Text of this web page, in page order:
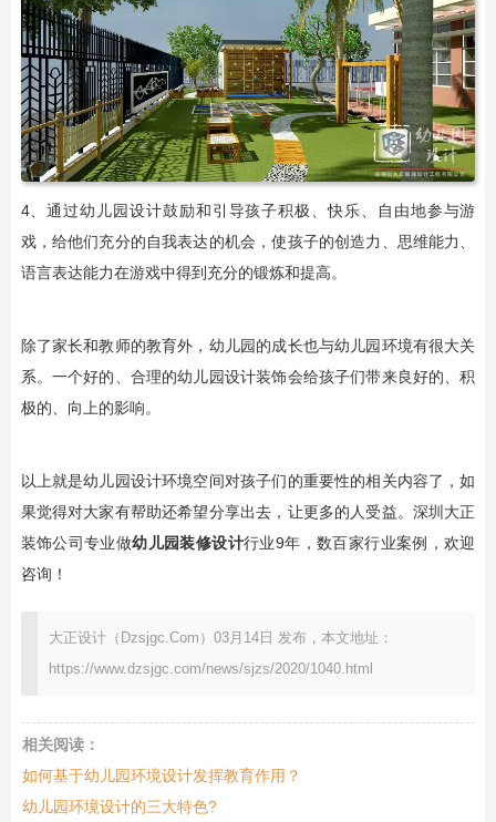
4、通过幼儿园设计鼓励和引导孩子积极、快乐、自由地参与游
戏，给他们充分的自我表达的机会，使孩子的创造力、思维能力、
语言表达能力在游戏中得到充分的锻炼和提高。
除了家长和教师的教育外，幼儿园的成长也与幼儿园环境有很大关
系。一个好的、合理的幼儿园设计装饰会给孩子们带来良好的、积
极的、向上的影响。
以上就是幼儿园设计环境空间对孩子们的重要性的相关内容了，如
果觉得对大家有帮助还希望分享出去，让更多的人受益。深圳大正
装饰公司专业做幼儿园装修设计行业9年，数百家行业案例，欢迎
咨询！
大正设计（Dzsjgc.Com）03月14日 发布，本文地址：
https://www.dzsjgc.com/news/sjzs/2020/1040.html
相关阅读：
如何基于幼儿园环境设计发挥教育作用？
幼儿园环境设计的三大特色?